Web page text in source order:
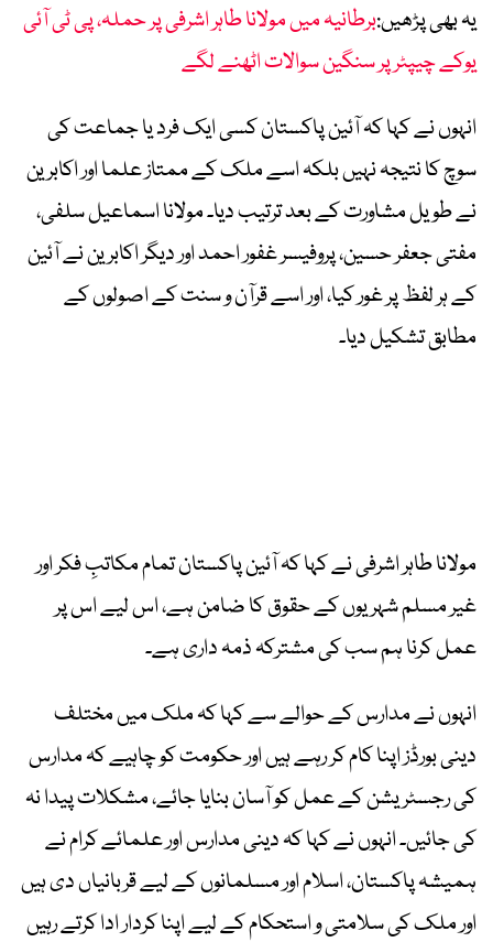
یہ بھی پڑھیں:برطانیہ میں مولانا طاہر اشرفی پر حملہ، پی ٹی آئی
یوکے چیپٹر پر سنگین سوالات اٹھنے لگے
انہوں نے کہا کہ آئین پاکستان کسی ایک فرد یا جماعت کی
سوچ کا نتیجہ نہیں بلکہ اسے ملک کے ممتاز علما اور اکابرین
نے طویل مشاورت کے بعد ترتیب دیا۔ مولانا اسماعیل سلفی،
مفتی جعفر حسین، پروفیسر غفور احمد اور دیگر اکابرین نے آئین
کے ہر لفظ پر غور کیا، اور اسے قرآن و سنت کے اصولوں کے
مطابق تشکیل دیا۔
مولانا طاہر اشرفی نے کہا کہ آئین پاکستان تمام مکاتبِ فکر اور
غیر مسلم شہریوں کے حقوق کا ضامن ہے، اس لیے اس پر
عمل کرنا ہم سب کی مشترکہ ذمہ داری ہے۔
انہوں نے مدارس کے حوالے سے کہا کہ ملک میں مختلف
دینی بورڈز اپنا کام کر رہے ہیں اور حکومت کو چاہیے کہ مدارس
کی رجسٹریشن کے عمل کو آسان بنایا جائے، مشکلات پیدا نہ
کی جائیں۔ انہوں نے کہا کہ دینی مدارس اور علمائے کرام نے
ہمیشہ پاکستان، اسلام اور مسلمانوں کے لیے قربانیاں دی ہیں
اور ملک کی سلامتی و استحکام کے لیے اپنا کردار ادا کرتے رہیں